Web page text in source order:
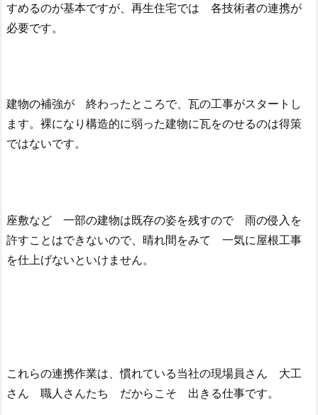
すめるのが基本ですが、再生住宅では 各技術者の連携が
必要です。
建物の補強が 終わったところで、瓦の工事がスタートし
ます。裸になり構造的に弱った建物に瓦をのせるのは得策
ではないです。
座敷など 一部の建物は既存の姿を残すので 雨の侵入を
許すことはできないので、晴れ間をみて 一気に屋根工事
を仕上げないといけません。
これらの連携作業は、慣れている当社の現場員さん 大工
さん 職人さんたち だからこそ 出きる仕事です。